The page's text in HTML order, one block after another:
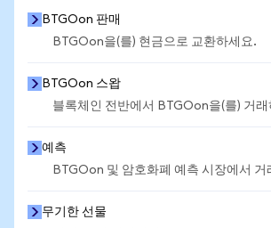
BTGOon 판매
BTGOon을(를) 현금으로 교환하세요.
BTGOon 스왑
블록체인 전반에서 BTGOon을(를) 거래
예측
BTGOon 및 암호화폐 예측 시장에서 거
무기한 선물